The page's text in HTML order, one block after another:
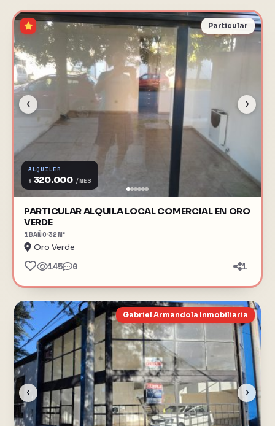
‹ ›
Particular
ALQUILER
$ 320.000 /MES
PARTICULAR ALQUILA LOCAL COMERCIAL EN ORO
VERDE
1BAÑO32M²
Oro Verde
145 0 1
‹ ›
Gabriel Armandola Inmobiliaria